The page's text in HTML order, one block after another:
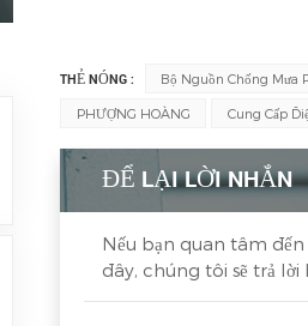
THẺ NÓNG : Bộ Nguồn Chống Mưa
PHƯỢNG HOÀNG Cung Cấp
ĐỂ LẠI LỜI NHẮN
Nếu bạn quan tâm
đây, chúng tôi sẽ trả